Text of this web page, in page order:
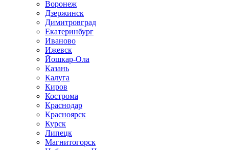
Воронеж
Дзержинск
Димитровград
Екатеринбург
Иваново
Ижевск
Йошкар-Ола
Казань
Калуга
Киров
Кострома
Краснодар
Красноярск
Курск
Липецк
Магнитогорск